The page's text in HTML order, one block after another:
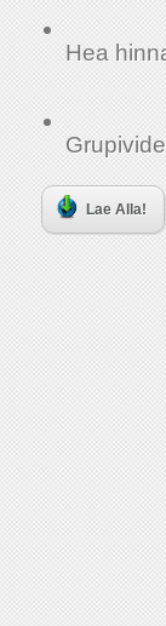
Hea
Lae Alla!